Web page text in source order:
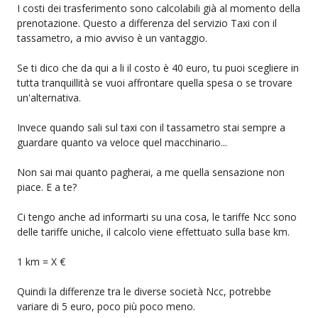
I costi dei trasferimento sono calcolabili già al momento della
prenotazione. Questo a differenza del servizio Taxi con il
tassametro, a mio avviso è un vantaggio.
Se ti dico che da qui a li il costo è 40 euro, tu puoi scegliere in
tutta tranquillità se vuoi affrontare quella spesa o se trovare
un'alternativa.
Invece quando sali sul taxi con il tassametro stai sempre a
guardare quanto va veloce quel macchinario...
Non sai mai quanto pagherai, a me quella sensazione non
piace. E a te?
Ci tengo anche ad informarti su una cosa, le tariffe Ncc sono
delle tariffe uniche, il calcolo viene effettuato sulla base km.
1 km = X €
Quindi la differenze tra le diverse società Ncc, potrebbe
variare di 5 euro, poco più poco meno.